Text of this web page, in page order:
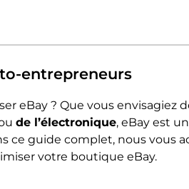
entrepreneurs
eBay ? Que vous envisagiez
de l’électronique, eBay est
ce guide complet, nous vous
votre boutique eBay.